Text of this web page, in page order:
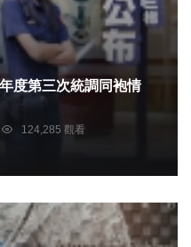
度第三次統調同袍情
124,285 觀看